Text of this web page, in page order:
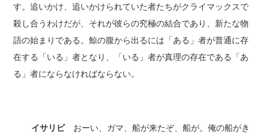
す。追いかけ、追いかけられていた者たちがクライマックスで
殺し合うわけだが、それが彼らの究極の結合であり、新たな物
語の始まりである。鯨の腹から出るには「ある」者が普通に存
在する「いる」者となり、「いる」者が真理の存在である「あ
る」者にならなければならない。
イサリビおーい、ガマ、船が来たぞ、船が。俺の船がき